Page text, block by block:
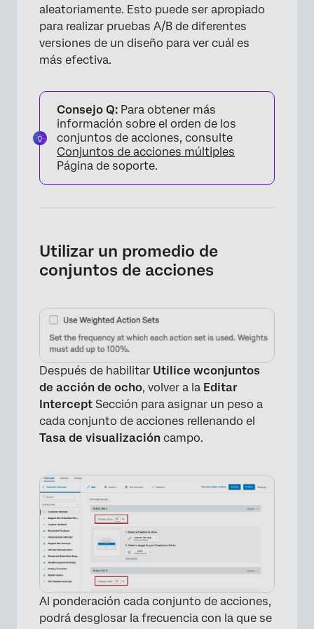
aleatoriamente. Esto puede ser apropiado
para realizar pruebas A/B de diferentes
versiones de un diseño para ver cuál es
más efectiva.
Consejo Q: Para obtener más
información sobre el orden de los
conjuntos de acciones, consulte
Conjuntos de acciones múltiples
Página de soporte.
Utilizar un promedio de
conjuntos de acciones
Después de habilitar Utilice wconjuntos
de acción de ocho, volver a la Editar
Intercept Sección para asignar un peso a
cada conjunto de acciones rellenando el
Tasa de visualización campo.
Al ponderación cada conjunto de acciones,
podrá desglosar la frecuencia con la que se